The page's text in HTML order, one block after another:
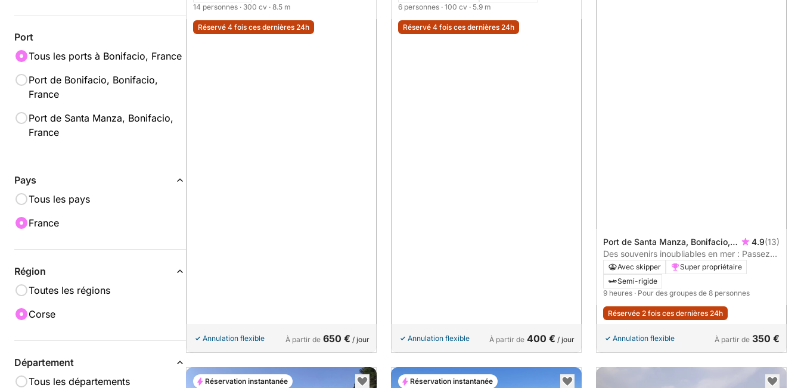
Port
Tous les ports à Bonifacio, France
Port de Bonifacio, Bonifacio,
France
Port de Santa Manza, Bonifacio,
France
Pays
Tous les pays
France
Région
Toutes les régions
Corse
Département
Tous les départements
14 personnes · 300 cv · 8.5 m
Réservé 4 fois ces dernières 24h
Annulation flexible À partir de 650 € / jour
6 personnes · 100 cv · 5.9 m
Réservé 4 fois ces dernières 24h
Annulation flexible À partir de 400 € / jour
Port de Santa Manza, Bonifacio,
France
4.9(13)
Des souvenirs inoubliables en mer : Passez
9h à explorer Bonifacio
Avec skipper
Super propriétaire
Semi-rigide
9 heures · Pour des groupes de 8 personnes
Réservée 2 fois ces dernières 24h
Annulation flexible À partir de 350 €
Réservation instantanée Réservation instantanée